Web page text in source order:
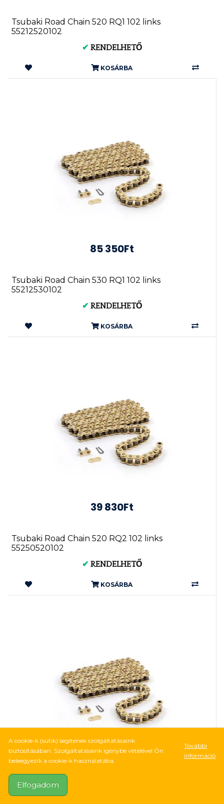
Tsubaki Road Chain 520 RQ1 102 links
55212520102
✔ RENDELHETŐ
KOSÁRBA
85 350Ft
Tsubaki Road Chain 530 RQ1 102 links
55212530102
✔ RENDELHETŐ
KOSÁRBA
39 830Ft
Tsubaki Road Chain 520 RQ2 102 links
55250520102
✔ RENDELHETŐ
KOSÁRBA
54 055Ft
Tsubaki Road Chain 530 RQ2 104 links
A cookie-k (sütik) segítenek szolgáltatásaink
biztosításában. Szolgáltatásaink igénybe vételével Ön
beleegyezik a cookie-k használatába.
További
információ
Elfogadom